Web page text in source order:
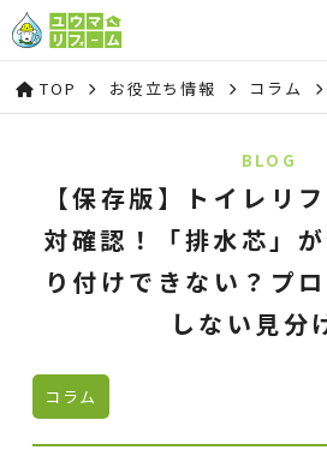
TOP お役立ち情報 コラム
BLOG
【保存版】トイレリ
対確認！「排水芯」
り付けできない？プ
しない見分
コラム